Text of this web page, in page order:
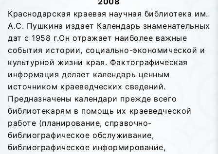
Краснодарская краевая научная библиотека им.
А.С. Пушкина издает Календарь знаменательных
дат с 1958 г.Он отражает наиболее важные
события истории, социально-экономической и
культурной жизни края. Фактографическая
информация делает календарь ценным
источником краеведческих сведений.
Предназначены календари прежде всего
библиотекарям в помощь их краеведческой
работе (планирование, справочно-
библиографическое обслуживание,
библиографическое информирование,